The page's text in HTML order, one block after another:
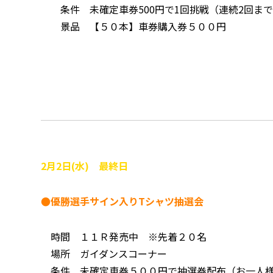
条件 未確定車券500円で1回挑戦（連続2回まで
景品 【５０本】車券購入券５００円
2月2日(水) 最終日
●優勝選手サイン入りTシャツ抽選会
時間 １１Ｒ発売中 ※先着２０名
場所 ガイダンスコーナー